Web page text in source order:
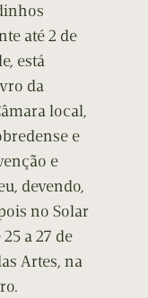
até 2 de
está
da
local,
e
e
devendo,
no Solar
a 27 de
Artes, na